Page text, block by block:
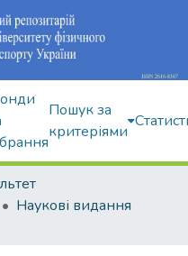
Пошук за
критеріями
Наукові видання